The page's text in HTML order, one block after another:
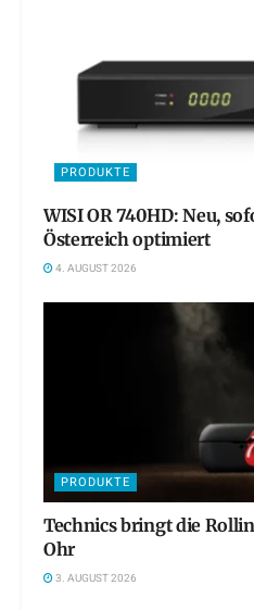
PRODUKTE
WISI OR 740HD: Neu,
Österreich optimiert
4. AUGUST 2026
PRODUKTE
Technics bringt die
Ohr
3. AUGUST 2026